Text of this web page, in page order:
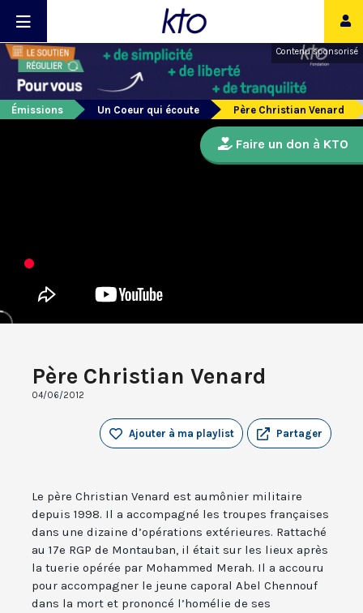
Contenu sponsorisé
Émissions Un Coeur qui écoute Père Christian Venard
Père Christian Venard
04/06/2012
Partager
Ajouter à ma playlist
Le père Christian Venard est aumônier militaire
depuis 1998. Il a accompagné les troupes françaises
dans une dizaine d’opérations extérieures. Rattaché
au 17e RGP de Montauban, il était sur les lieux après
la tuerie opérée par Mohammed Merah. Il a accouru
pour accompagner le jeune caporal Abel Chennouf
dans la mort et prononcé l’homélie de ses
Faire un don à KTO